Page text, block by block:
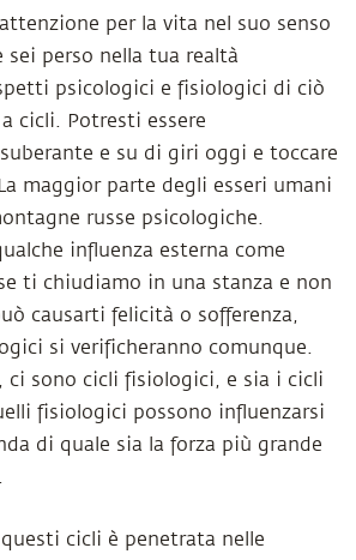
per la vita nel suo senso
sei perso nella tua realtà
psicologici e fisiologici di ciò
cicli. Potresti essere
e su di giri oggi e toccare
maggior parte degli esseri umani
russe psicologiche.
influenza esterna come
ti chiudiamo in una stanza e non
causarti felicità o sofferenza,
si verificheranno comunque.
ci sono cicli fisiologici, e sia i cicli
fisiologici possono influenzarsi
di quale sia la forza più grande
cicli è penetrata nelle